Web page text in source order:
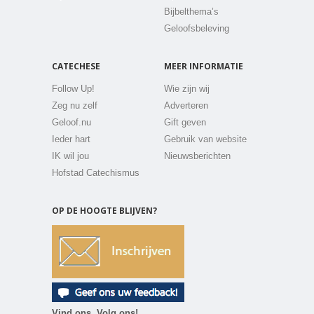
Bijbelthema’s
Geloofsbeleving
CATECHESE
Follow Up!
Zeg nu zelf
Geloof.nu
Ieder hart
IK wil jou
Hofstad Catechismus
MEER INFORMATIE
Wie zijn wij
Adverteren
Gift geven
Gebruik van website
Nieuwsberichten
OP DE HOOGTE BLIJVEN?